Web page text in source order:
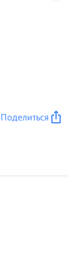
Поделиться